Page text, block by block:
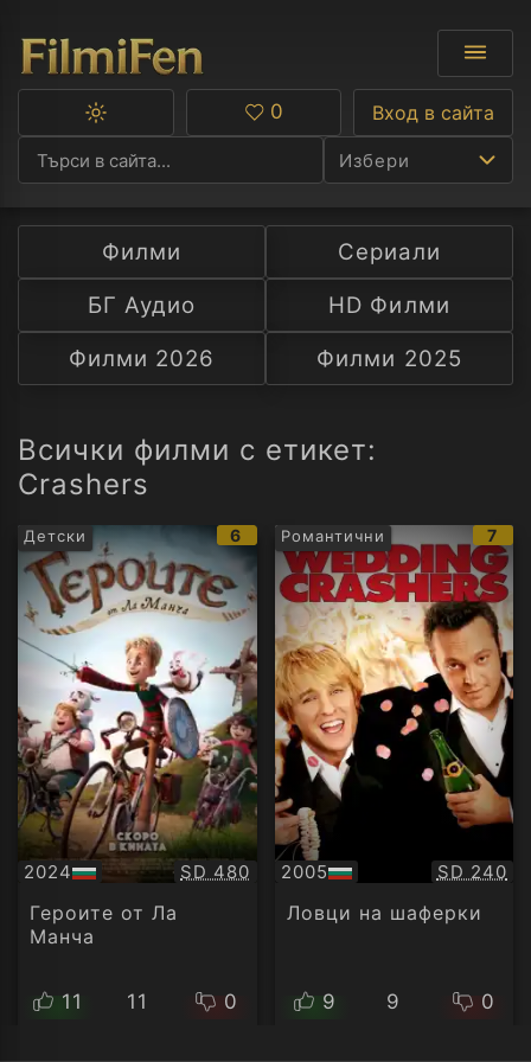
Избери
Ф
С
А
Превключване
тъмна
тема
Любими
0 Вход в сайта
Филми
Сериали
БГ Аудио
HD Филми
Филми 2026
Филми 2025
Всички филми с етикет:
Crashers
Детски
IMDb
рейтинг:
6
2024
БГ
аудио
Качество:
SD 480
Героите от Ла
Манча
11 11 0
Романтични 7
2005
БГ
аудио
SD 240
Ловци на шаферки
9 9 0